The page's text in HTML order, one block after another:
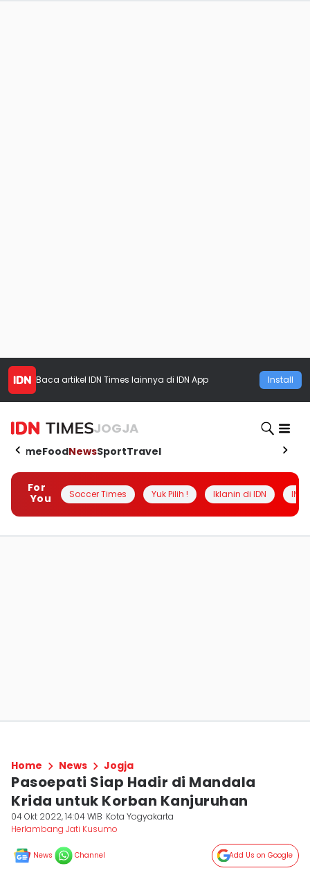
Baca artikel IDN Times lainnya di IDN App Install
JOGJA
HomeFoodNewsSportTravel
For
You
Soccer Times Yuk Pilih ! Iklanin di IDN
Home News Jogja
Pasoepati Siap Hadir di Mandala
Krida untuk Korban Kanjuruhan
04 Okt 2022, 14:04 WIB Kota Yogyakarta
Herlambang Jati Kusumo
News Channel Add Us on Google